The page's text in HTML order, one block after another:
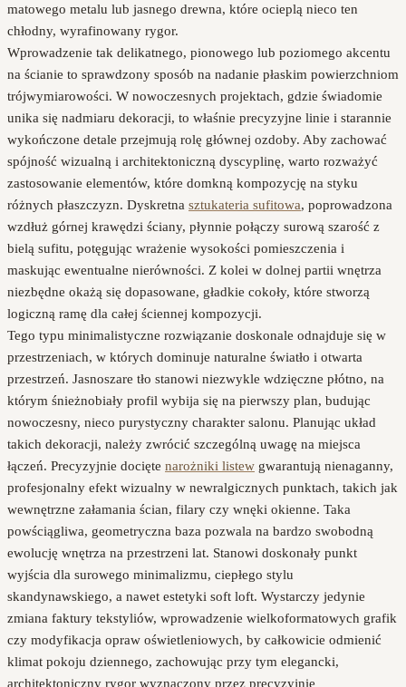
matowego metalu lub jasnego drewna, które ocieplą nieco ten
chłodny, wyrafinowany rygor.
Wprowadzenie tak delikatnego, pionowego lub poziomego akcentu
na ścianie to sprawdzony sposób na nadanie płaskim powierzchniom
trójwymiarowości. W nowoczesnych projektach, gdzie świadomie
unika się nadmiaru dekoracji, to właśnie precyzyjne linie i starannie
wykończone detale przejmują rolę głównej ozdoby. Aby zachować
spójność wizualną i architektoniczną dyscyplinę, warto rozważyć
zastosowanie elementów, które domkną kompozycję na styku
różnych płaszczyzn. Dyskretna sztukateria sufitowa, poprowadzona
wzdłuż górnej krawędzi ściany, płynnie połączy surową szarość z
bielą sufitu, potęgując wrażenie wysokości pomieszczenia i
maskując ewentualne nierówności. Z kolei w dolnej partii wnętrza
niezbędne okażą się dopasowane, gładkie cokoły, które stworzą
logiczną ramę dla całej ściennej kompozycji.
Tego typu minimalistyczne rozwiązanie doskonale odnajduje się w
przestrzeniach, w których dominuje naturalne światło i otwarta
przestrzeń. Jasnoszare tło stanowi niezwykle wdzięczne płótno, na
którym śnieżnobiały profil wybija się na pierwszy plan, budując
nowoczesny, nieco purystyczny charakter salonu. Planując układ
takich dekoracji, należy zwrócić szczególną uwagę na miejsca
łączeń. Precyzyjnie docięte narożniki listew gwarantują nienaganny,
profesjonalny efekt wizualny w newralgicznych punktach, takich jak
wewnętrzne załamania ścian, filary czy wnęki okienne. Taka
powściągliwa, geometryczna baza pozwala na bardzo swobodną
ewolucję wnętrza na przestrzeni lat. Stanowi doskonały punkt
wyjścia dla surowego minimalizmu, ciepłego stylu
skandynawskiego, a nawet estetyki soft loft. Wystarczy jedynie
zmiana faktury tekstyliów, wprowadzenie wielkoformatowych grafik
czy modyfikacja opraw oświetleniowych, by całkowicie odmienić
klimat pokoju dziennego, zachowując przy tym elegancki,
architektoniczny rygor wyznaczony przez precyzyjnie